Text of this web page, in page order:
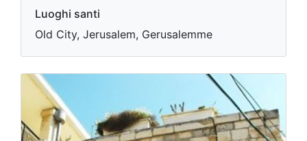
Luoghi santi
Old City, Jerusalem, Gerusalemme